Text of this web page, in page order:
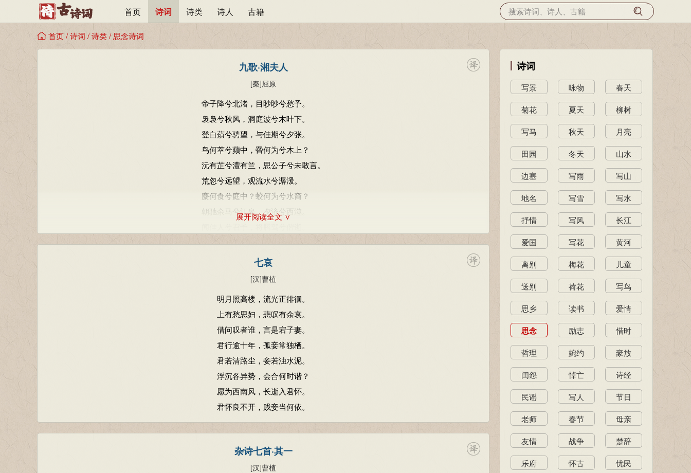
首页 诗词 诗类 诗人 古籍
首页/诗词 /诗类/ 思念诗词
九歌·湘夫人
[秦]屈原
帝子降兮北渚，目眇眇兮愁予。
袅袅兮秋风，洞庭波兮木叶下。
登白薠兮骋望，与佳期兮夕张。
鸟何萃兮蘋中，罾何为兮木上？
沅有芷兮澧有兰，思公子兮未敢言。
荒忽兮远望，观流水兮潺湲。
麋何食兮庭中？蛟何为兮水裔？
朝驰余马兮江皋，夕济兮西澨。
筑室兮水中，葺之兮荷盖。
荪壁兮紫坛，播芳椒兮成堂。
白玉兮为镇，疏石兰兮为芳。
芷葺兮荷屋，缭之兮杜衡。
合百草兮实庭，建芳馨兮庑门。
九嶷缤兮并迎，灵之来兮如云。
捐余袂兮江中，遗余褋兮澧浦。
搴汀洲兮杜若，将以遗兮远者。
时不可兮骤得，聊逍遥兮容与。
展开阅读全文 ∨
七哀
[汉]曹植
明月照高楼，流光正徘徊。
上有愁思妇，悲叹有余哀。
借问叹者谁，言是宕子妻。
君行逾十年，孤妾常独栖。
君若清路尘，妾若浊水泥。
浮沉各异势，会合何时谐？
愿为西南风，长逝入君怀。
君怀良不开，贱妾当何依。
杂诗七首·其一
[汉]曹植
诗词
写景 咏物 春天
菊花 夏天 柳树
写马 秋天 月亮
田园 冬天 山水
边塞 写雨 写山
地名 写雪 写水
抒情 写风 长江
爱国 写花 黄河
离别 梅花 儿童
送别 荷花 写鸟
思乡 读书 爱情
思念 励志 惜时
哲理 婉约 豪放
闺怨 悼亡 诗经
民谣 写人 节日
老师 春节 母亲
友情 战争 楚辞
乐府 怀古 忧民